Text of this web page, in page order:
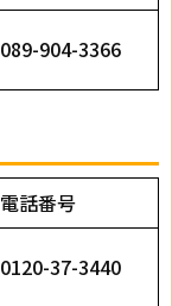
089-904-3366
電話番号
0120-37-3440